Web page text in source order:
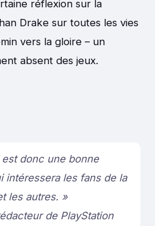
réflexion sur la
Drake sur toutes les vies
vers la gloire – un
absent des jeux.
donc une bonne
intéressera les fans de la
les autres. »
de PlayStation